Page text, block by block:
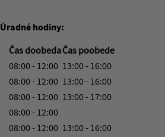
Úradné hodiny:
Čas doobedaČas poobede
08:00 - 12:00 13:00 - 16:00
08:00 - 12:00 13:00 - 16:00
08:00 - 12:00 13:00 - 17:00
08:00 - 12:00
08:00 - 12:00 13:00 - 16:00